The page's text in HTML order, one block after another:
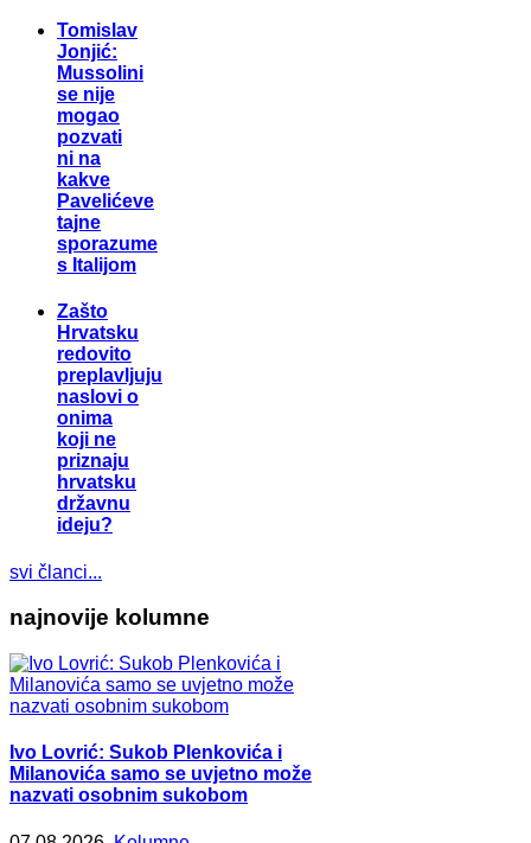
Tomislav
Jonjić:
Mussolini
se nije
mogao
pozvati
ni na
kakve
Pavelićeve
tajne
sporazume
s Italijom
Zašto
Hrvatsku
redovito
preplavljuju
naslovi o
onima
koji ne
priznaju
hrvatsku
državnu
ideju?
svi članci...
najnovije kolumne
Ivo Lovrić: Sukob Plenkovića i
Milanovića samo se uvjetno može
nazvati osobnim sukobom